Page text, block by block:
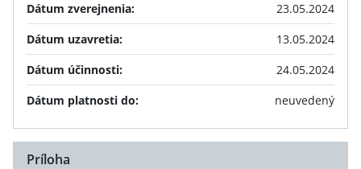
Dátum zverejnenia:
23.05.2024
Dátum uzavretia:
13.05.2024
Dátum účinnosti:
24.05.2024
Dátum platnosti do:
neuvedený
Príloha